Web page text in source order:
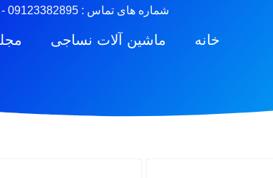
شماره های تماس : -
خانه ماشین آلات نساجی